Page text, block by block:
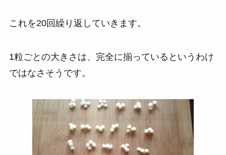
これを20回繰り返していきます。
1粒ごとの大きさは、完全に揃っているというわけ
ではなさそうです。